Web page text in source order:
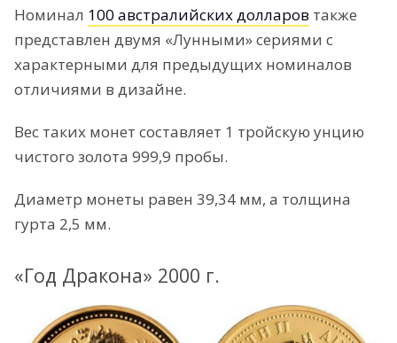
Номинал 100 австралийских долларов также
представлен двумя «Лунными» сериями с
характерными для предыдущих номиналов
отличиями в дизайне.
Вес таких монет составляет 1 тройскую унцию
чистого золота 999,9 пробы.
Диаметр монеты равен 39,34 мм, а толщина
гурта 2,5 мм.
«Год Дракона» 2000 г.